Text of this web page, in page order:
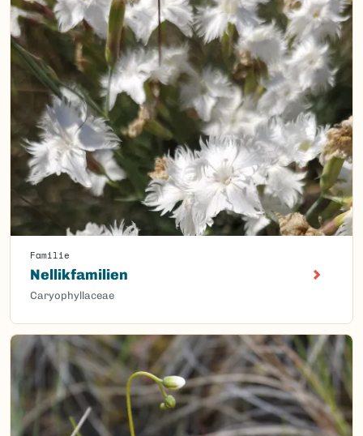
Familie
Nellikfamilien
Caryophyllaceae